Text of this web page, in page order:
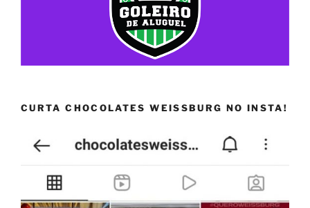
CURTA CHOCOLATES WEISSBURG NO INSTA!